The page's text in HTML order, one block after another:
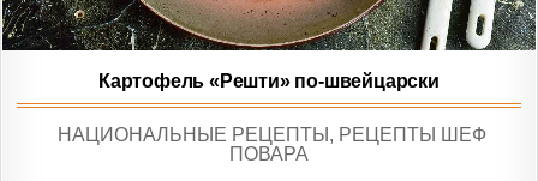
Картофель «Решти» по-швейцарски
POSTED
НАЦИОНАЛЬНЫЕ РЕЦЕПТЫ , РЕЦЕПТЫ ШЕФ
ПОВАРА